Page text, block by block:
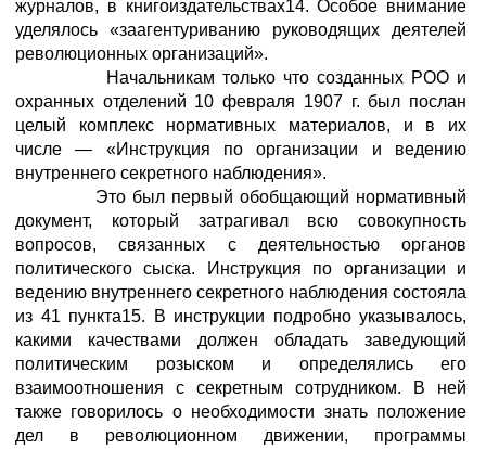
журналов, в книгоиздательствах14. Особое внимание
уделялось «заагентуриванию руководящих деятелей
революционных организаций».
Начальникам только что созданных РОО и
охранных отделений 10 февраля 1907 г. был послан
целый комплекс нормативных материалов, и в их
числе — «Инструкция по организации и ведению
внутреннего секретного наблюдения».
Это был первый обобщающий нормативный
документ, который затрагивал всю совокупность
вопросов, связанных с деятельностью органов
политического сыска. Инструкция по организации и
ведению внутреннего секретного наблюдения состояла
из 41 пункта15. В инструкции подробно указывалось,
какими качествами должен обладать заведующий
политическим розыском и определялись его
взаимоотношения с секретным сотрудником. В ней
также говорилось о необходимости знать положение
дел в революционном движении, программы